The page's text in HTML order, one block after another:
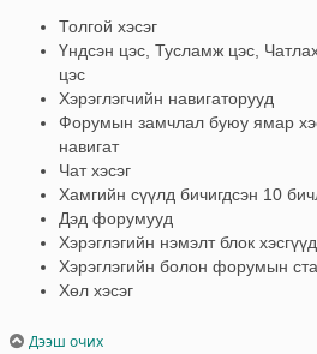
Толгой хэсэг
Үндсэн цэс, Тусламж цэс,
цэс
Хэрэглэгчийн навигаторууд
Форумын замчлал буюу ямар
навигат
Чат хэсэг
Хамгийн сүүлд бичигдсэн 10
Дэд форумууд
Хэрэглэгийн нэмэлт блок хэсгүүд
Хэрэглэгийн болон форумын
Хөл хэсэг
Дээш очих